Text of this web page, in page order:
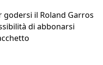
godersi il Roland Garros
di abbonarsi